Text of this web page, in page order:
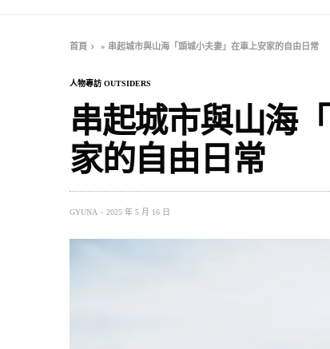
首頁 » 串起城市與山海「頭城小夫妻」在車上安家的自由日常
人物專訪 OUTSIDERS
串起城市與山海
家的自由日常
GYUNA 2025 年 5 月 16 日